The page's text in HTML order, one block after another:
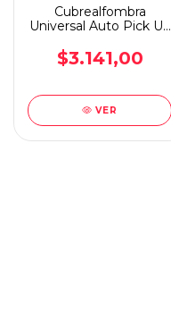
Cubrealfombra
Universal Auto Pick Up
$3.141,00
VER